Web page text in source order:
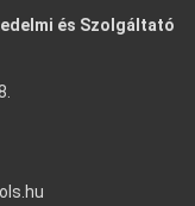
és Szolgáltató